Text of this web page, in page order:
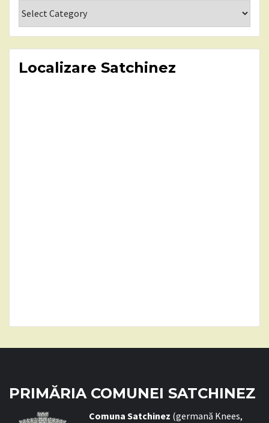
Localizare Satchinez
PRIMĂRIA COMUNEI SATCHINEZ
Comuna Satchinez (germană Knees,